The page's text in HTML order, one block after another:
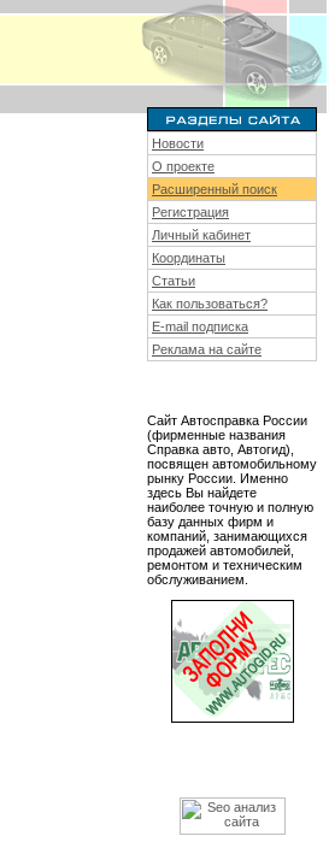
Новости
О проекте
Расширенный поиск
Регистрация
Личный кабинет
Координаты
Статьи
Как пользоваться?
E-mail подписка
Реклама на сайте
Сайт Автосправка России
(фирменные названия
Справка авто, Автогид),
посвящен автомобильному
рынку России. Именно
здесь Вы найдете
наиболее точную и полную
базу данных фирм и
компаний, занимающихся
продажей автомобилей,
ремонтом и техническим
обслуживанием.